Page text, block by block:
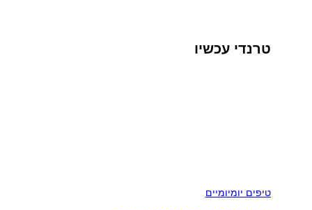
טרנדי עכשיו
טיפים יומיומיים